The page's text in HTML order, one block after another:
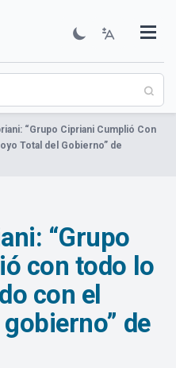
“Grupo Cipriani Cumplió Con
Total del Gobierno” de
“Grupo
con todo lo
con el
de